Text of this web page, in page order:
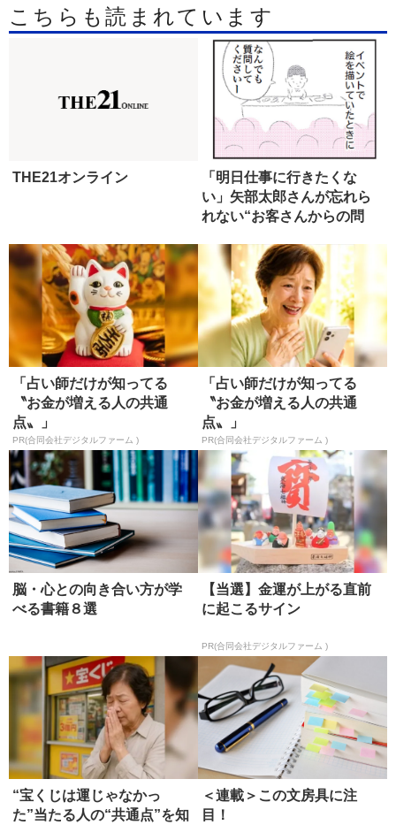
こちらも読まれています
THE21オンライン
「明日仕事に行きたくな
い」矢部太郎さんが忘れら
れない“お客さんからの問
「占い師だけが知ってる
〝お金が増える人の共通
点〟」
PR(合同会社デジタルファーム )
「占い師だけが知ってる
〝お金が増える人の共通
点〟」
PR(合同会社デジタルファーム )
脳・心との向き合い方が学
べる書籍８選
【当選】金運が上がる直前
に起こるサイン
PR(合同会社デジタルファーム )
“宝くじは運じゃなかっ
た”当たる人の“共通点”を知
＜連載＞この文房具に注
目！